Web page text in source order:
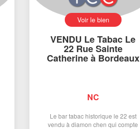
Voir le bien
VENDU Le Tabac Le
22 Rue Sainte
Catherine à Bordeaux
NC
Le bar tabac historique le 22 est
vendu à diamon chen qui compte